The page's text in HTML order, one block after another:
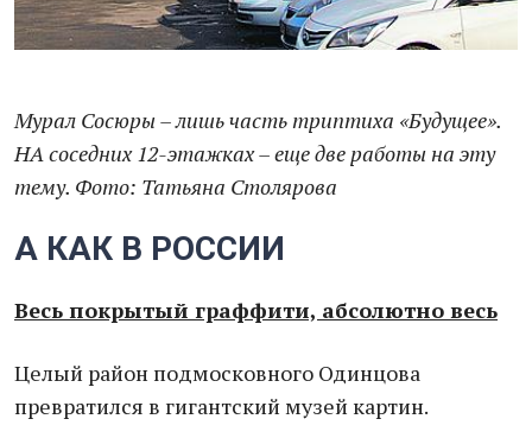
Мурал Сосюры – лишь часть триптиха «Будущее».
НА соседних 12-этажках – еще две работы на эту
тему. Фото: Татьяна Столярова
А КАК В РОССИИ
Весь покрытый граффити, абсолютно весь
Целый район подмосковного Одинцова
превратился в гигантский музей картин.